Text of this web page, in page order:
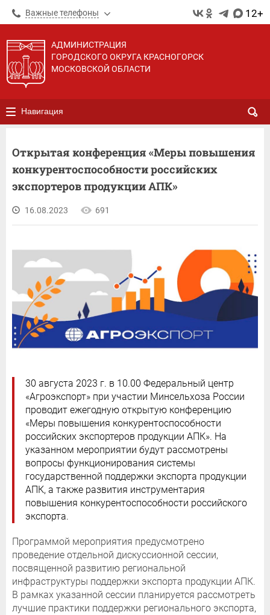
Важные телефоны 12+
АДМИНИСТРАЦИЯ
ГОРОДСКОГО ОКРУГА КРАСНОГОРСК
МОСКОВСКОЙ ОБЛАСТИ
Навигация
Открытая конференция «Меры повышения
конкурентоспособности российских
экспортеров продукции АПК»
16.08.2023 691
30 августа 2023 г. в 10.00 Федеральный центр
«Агроэкспорт» при участии Минсельхоза России
проводит ежегодную открытую конференцию
«Меры повышения конкурентоспособности
российских экспортеров продукции АПК». На
указанном мероприятии будут рассмотрены
вопросы функционирования системы
государственной поддержки экспорта продукции
АПК, а также развития инструментария
повышения конкурентоспособности российского
экспорта.
Программой мероприятия предусмотрено
проведение отдельной дискуссионной сессии,
посвященной развитию региональной
инфраструктуры поддержки экспорта продукции АПК.
В рамках указанной сессии планируется рассмотреть
лучшие практики поддержки регионального экспорта,